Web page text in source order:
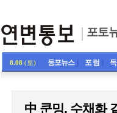
포토
8.08 (토) 동포뉴스ㅣ 포 럼
中 쿤밍, 수채화